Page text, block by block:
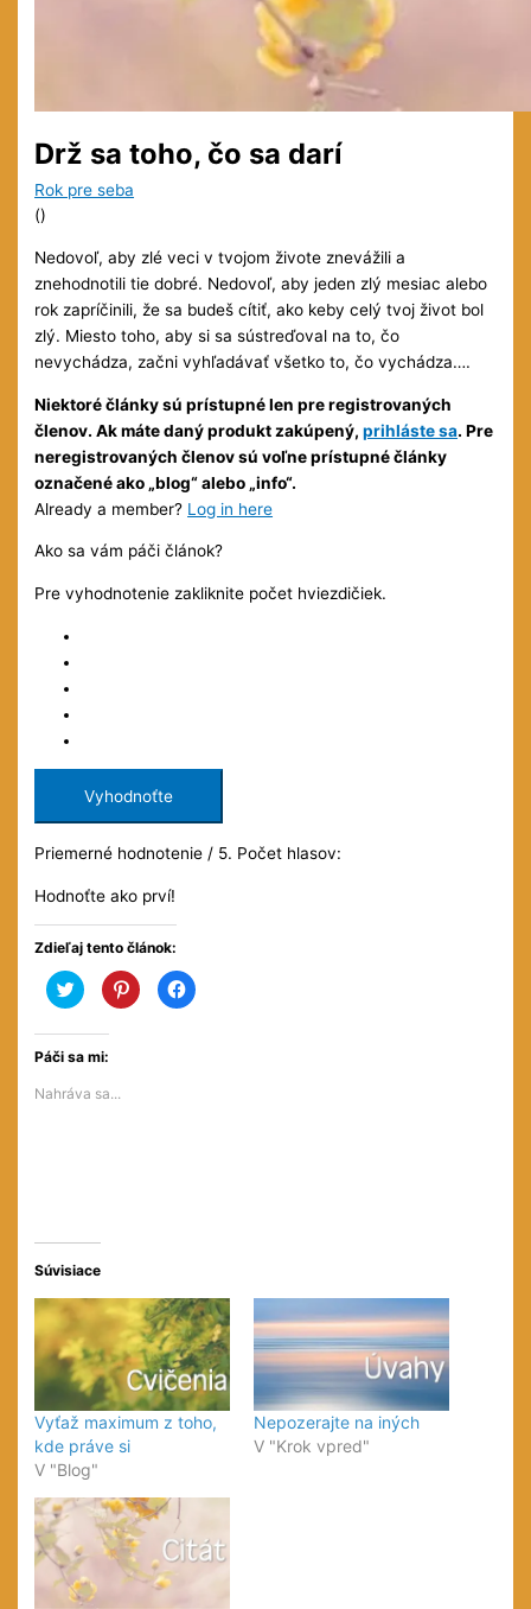
Drž sa toho, čo sa darí
Rok pre seba
()
Nedovoľ, aby zlé veci v tvojom živote znevážili a
znehodnotili tie dobré. Nedovoľ, aby jeden zlý mesiac alebo
rok zapríčinili, že sa budeš cítiť, ako keby celý tvoj život bol
zlý. Miesto toho, aby si sa sústreďoval na to, čo
nevychádza, začni vyhľadávať všetko to, čo vychádza….
Niektoré články sú prístupné len pre registrovaných
členov. Ak máte daný produkt zakúpený,prihláste sa. Pre
neregistrovaných členov sú voľne prístupné články
označené ako „blog“ alebo „info“.
Already a member? Log in here
Ako sa vám páči článok?
Pre vyhodnotenie zakliknite počet hviezdičiek.
Vyhodnoťte
Priemerné hodnotenie / 5. Počet hlasov:
Hodnoťte ako prví!
Zdieľaj tento článok:
Kliknite
pre
zdieľanie
Twitter(Otvorí
novom
Kliknite
pre
zdieľanie
Kliknite
pre
Páči sa mi:
Nahráva sa...
Súvisiace
Vyťaž maximum z toho,
kde práve si
V "Blog"
Nepozerajte na iných
V "Krok vpred"